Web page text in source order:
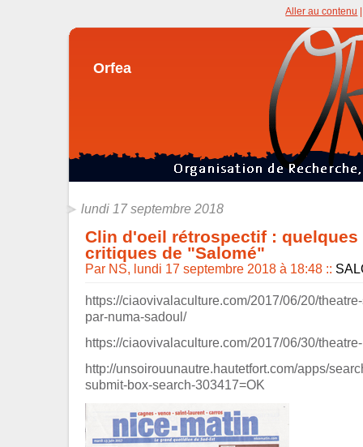
Orfea
Aller au contenu
lundi 17 septembre 2018
Clin d'oeil rétrospectif : quelques
critiques de "Salomé"
Par NS, lundi 17 septembre 2018 à 18:48 ::
https://ciaovivalaculture.com/2017/06/20/
par-numa-sadoul/
https://ciaovivalaculture.com/2017/06/30/
http://unsoirouunautre.hautetfort.com/apps/
submit-box-search-303417=OK